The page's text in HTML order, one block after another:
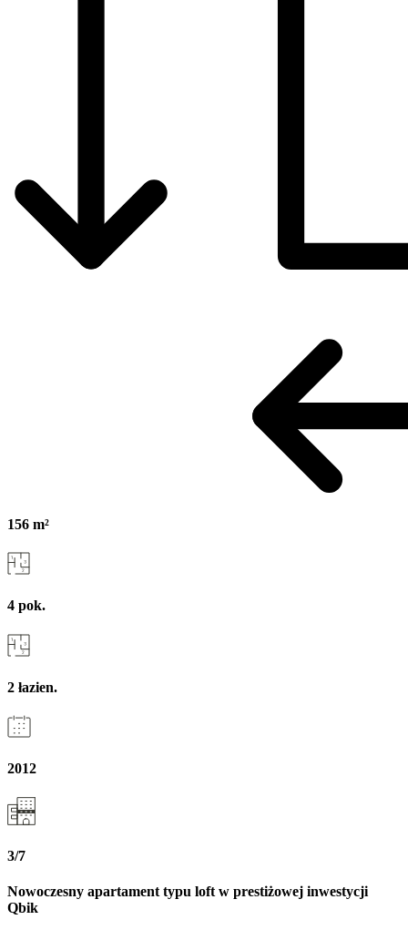
156 m²
4 pok.
2 łazien.
2012
3/7
Nowoczesny apartament typu loft w prestiżowej inwestycji
Qbik